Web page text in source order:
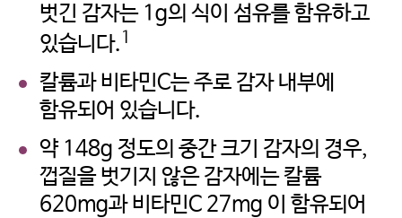
미국 감자협회 경고
참고: 타사에서 관리하는 웹사이트
링크를 클릭했으며 미국 감자협회
한국지사 웹사이트를 나가려고
합니다. 이 외부링크는 제3자
웹사이트, 회사 또는 단체의 소유로
미국 감자협회는 연결된 링크
벗긴 감자는 1g의 식이 섬유를 함유하고
있습니다. 1
칼륨과 비타민C는 주로 감자 내부에
함유되어 있습니다.
약 148g 정도의 중간 크기 감자의 경우,
껍질을 벗기지 않은 감자에는 칼륨
620mg과 비타민C 27mg 이 함유되어